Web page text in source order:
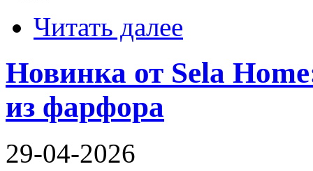
Читать далее
Новинка от Sela
из фарфора
29-04-2026